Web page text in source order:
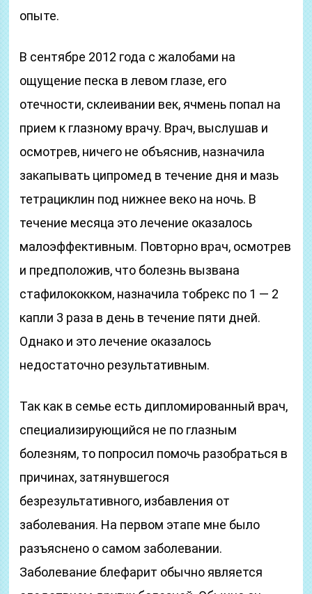
опыте.
В сентябре 2012 года с жалобами на
ощущение песка в левом глазе, его
отечности, склеивании век, ячмень попал на
прием к глазному врачу. Врач, выслушав и
осмотрев, ничего не объяснив, назначила
закапывать ципромед в течение дня и мазь
тетрациклин под нижнее веко на ночь. В
течение месяца это лечение оказалось
малоэффективным. Повторно врач, осмотрев
и предположив, что болезнь вызвана
стафилококком, назначила тобрекс по 1 — 2
капли 3 раза в день в течение пяти дней.
Однако и это лечение оказалось
недостаточно результативным.
Так как в семье есть дипломированный врач,
специализирующийся не по глазным
болезням, то попросил помочь разобраться в
причинах, затянувшегося
безрезультативного, избавления от
заболевания. На первом этапе мне было
разъяснено о самом заболевании.
Заболевание блефарит обычно является